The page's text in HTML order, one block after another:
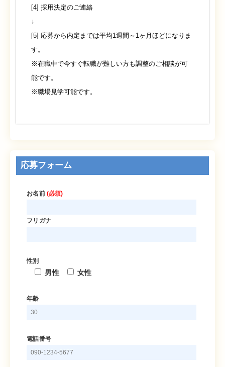
[4] 採用決定のご連絡
↓
[5] 応募から内定までは平均1週間～1ヶ月ほどになりま
す。
※在職中で今すぐ転職が難しい方も調整のご相談が可
能です。
※職場見学可能です。
応募フォーム
お名前 (必須)
フリガナ
性別
男性 女性
年齢
電話番号